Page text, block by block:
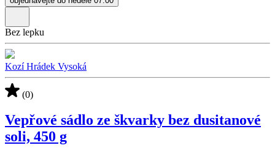
Bez lepku
Kozí Hrádek Vysoká
(0)
Vepřové sádlo ze škvarky bez dusitanové
soli, 450 g